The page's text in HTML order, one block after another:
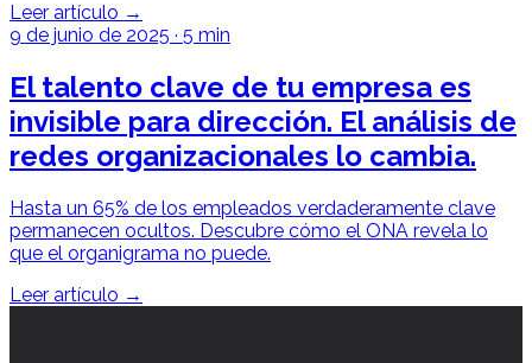
Leer artículo →
9 de junio de 2025 · 5 min
El talento clave de tu empresa es
invisible para dirección. El análisis de
redes organizacionales lo cambia.
Hasta un 65% de los empleados verdaderamente clave
permanecen ocultos. Descubre cómo el ONA revela lo
que el organigrama no puede.
Leer artículo →